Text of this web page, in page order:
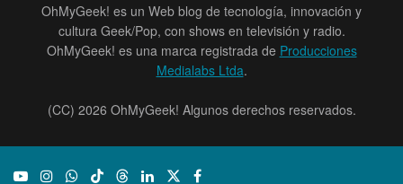
OhMyGeek! es un Web blog de tecnología, innovación y
cultura Geek/Pop, con shows en televisión y radio.
OhMyGeek! es una marca registrada de Producciones
Medialabs Ltda.
(CC) 2026 OhMyGeek! Algunos derechos reservados.